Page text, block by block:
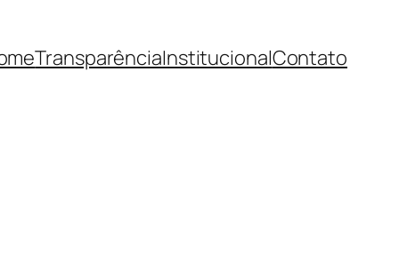
TransparênciaInstitucionalContato